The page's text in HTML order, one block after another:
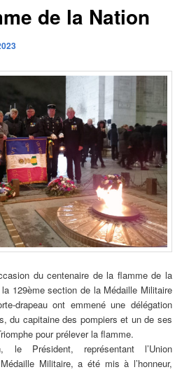
de la Nation
du centenaire de la flamme de la
129ème section de la Médaille Militaire
drapeau ont emmené une délégation
du capitaine des pompiers et un de ses
pour prélever la flamme.
Président, représentant l’Union
Militaire, a été mis à l’honneur,